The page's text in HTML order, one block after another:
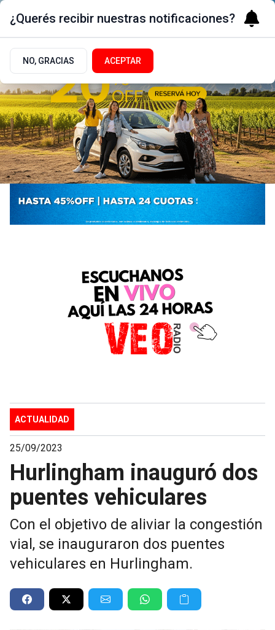
ACTUALIDAD
25/09/2023
Hurlingham inauguró dos
puentes vehiculares
Con el objetivo de aliviar la congestión
vial, se inauguraron dos puentes
vehiculares en Hurlingham.
¿Querés recibir nuestras notificaciones?
NO, GRACIAS ACEPTAR